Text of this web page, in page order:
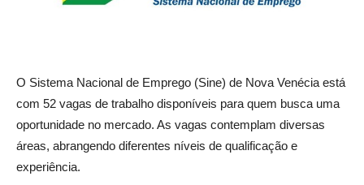
O Sistema Nacional de Emprego (Sine) de Nova Venécia está
com 52 vagas de trabalho disponíveis para quem busca uma
oportunidade no mercado. As vagas contemplam diversas
áreas, abrangendo diferentes níveis de qualificação e
experiência.